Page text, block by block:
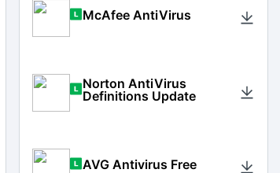
McAfee AntiVirus
Norton AntiVirus
Definitions Update
AVG Antivirus Free